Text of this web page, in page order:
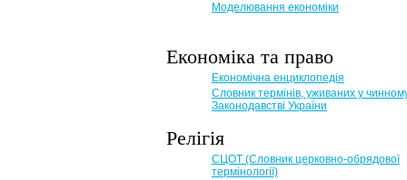
Моделювання економіки
Економіка та право
Eкономічна енциклопедія
Словник термінів, уживаних у
Законодавстві України
Релігія
СЦОТ (Словник церковно-обрядової
термінології)